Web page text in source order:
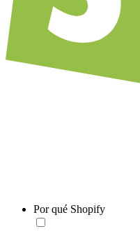
Por qué Shopify